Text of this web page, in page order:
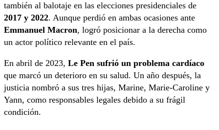
también al balotaje en las elecciones presidenciales de
2017 y 2022. Aunque perdió en ambas ocasiones ante
Emmanuel Macron, logró posicionar a la derecha como
un actor político relevante en el país.
En abril de 2023, Le Pen sufrió un problema cardíaco
que marcó un deterioro en su salud. Un año después, la
justicia nombró a sus tres hijas, Marine, Marie-Caroline y
Yann, como responsables legales debido a su frágil
condición.